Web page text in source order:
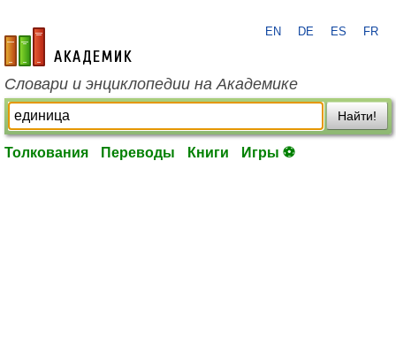
academic.ru
EN DE ES FR
Словари и энциклопедии на Академике
Найти!
Толкования Переводы Книги Игры ⚽